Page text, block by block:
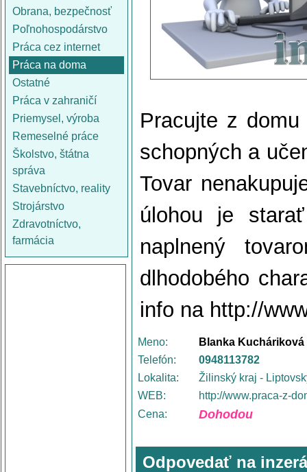
Obrana, bezpečnosť
Poľnohospodárstvo
Práca cez internet
Práca na doma
Ostatné
Práca v zahraničí
Priemysel, výroba
Remeselné práce
Školstvo, štátna
správa
Stavebníctvo, reality
Strojárstvo
Zdravotníctvo,
farmácia
Pracujte z
schopných a
Tovar
úlohou je
naplnený
dlhodobého
info na http://
Meno:
Blanka Kucháriková
Telefón:
0948113782
Lokalita:
Žilinský kraj -
WEB:
http://www.praca-z-
Cena:
Dohodou
Odpovedať na